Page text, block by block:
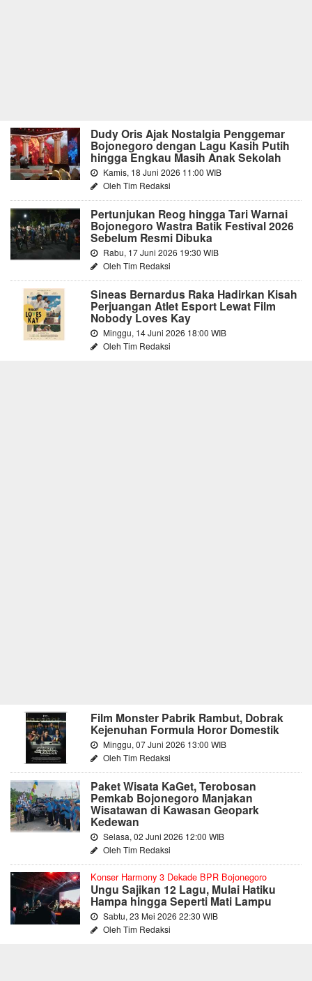
Dudy Oris Ajak Nostalgia Penggemar
Bojonegoro dengan Lagu Kasih Putih
hingga Engkau Masih Anak Sekolah
Kamis, 18 Juni 2026 11:00 WIB
Oleh Tim Redaksi
Pertunjukan Reog hingga Tari Warnai
Bojonegoro Wastra Batik Festival 2026
Sebelum Resmi Dibuka
Rabu, 17 Juni 2026 19:30 WIB
Oleh Tim Redaksi
Sineas Bernardus Raka Hadirkan Kisah
Perjuangan Atlet Esport Lewat Film
Nobody Loves Kay
Minggu, 14 Juni 2026 18:00 WIB
Oleh Tim Redaksi
Film Monster Pabrik Rambut, Dobrak
Kejenuhan Formula Horor Domestik
Minggu, 07 Juni 2026 13:00 WIB
Oleh Tim Redaksi
Paket Wisata KaGet, Terobosan
Pemkab Bojonegoro Manjakan
Wisatawan di Kawasan Geopark
Kedewan
Selasa, 02 Juni 2026 12:00 WIB
Oleh Tim Redaksi
Konser Harmony 3 Dekade BPR Bojonegoro
Ungu Sajikan 12 Lagu, Mulai Hatiku
Hampa hingga Seperti Mati Lampu
Sabtu, 23 Mei 2026 22:30 WIB
Oleh Tim Redaksi